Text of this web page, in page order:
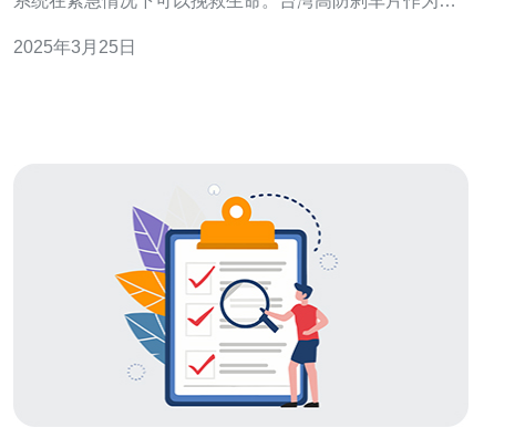
湾高防刹车片的特点和优势。 台湾高防刹车片采用了最先
2025年3月25日